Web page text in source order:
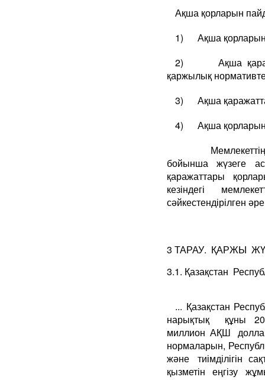
Ақша қорларын
1) Ақша қорларын
2) Ақша
қаржылық
3) Ақша
4) Ақша қорларын
Мемлекеттің
бойынша жүзеге
қаражаттары
кезіндегі
сәйкестендірілген
3 ТАРАУ. ҚАРЖЫ
3.1. Қазақстан
... Қазақстан
нарықтық құны
миллион АҚШ
нормаларын,
және тиімділігін
қызметін еңгізу